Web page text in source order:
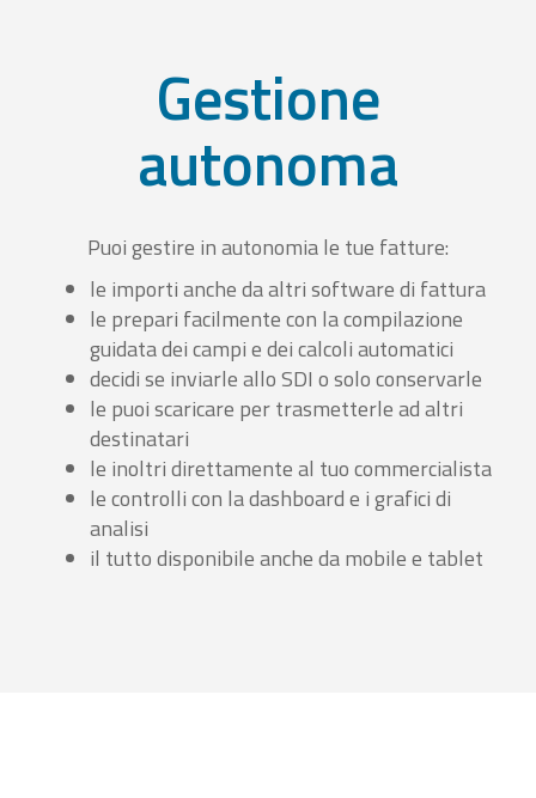
Gestione
autonoma
Puoi gestire in autonomia le tue fatture:
le importi anche da altri software di fattura
le prepari facilmente con la compilazione
guidata dei campi e dei calcoli automatici
decidi se inviarle allo SDI o solo conservarle
le puoi scaricare per trasmetterle ad altri
destinatari
le inoltri direttamente al tuo commercialista
le controlli con la dashboard e i grafici di
analisi
il tutto disponibile anche da mobile e tablet